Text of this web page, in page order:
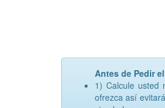
Antes de Pedir
1) Calcule usted
ofrezca así